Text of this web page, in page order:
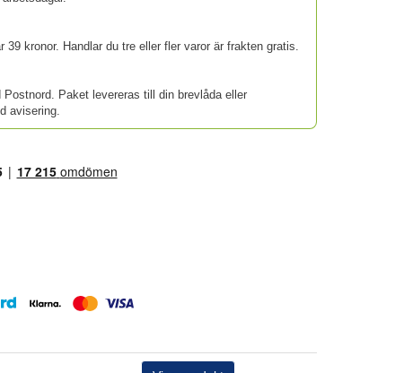
39 kronor. Handlar du tre eller fler varor är frakten gratis.
Paket levereras till din brevlåda eller
avisering.